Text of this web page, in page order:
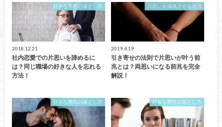
好きな男性の落とし方
2018.12.21
社内恋愛での片思いを諦めるに
は？同じ職場の好きな人を忘れる
方法！
片思いを成就させる方法
2019.4.19
引き寄せの法則で片思いが叶う前
兆とは？両思いになる前兆を完全
解説！
好きな男性の落とし方 好きな男性の落とし方